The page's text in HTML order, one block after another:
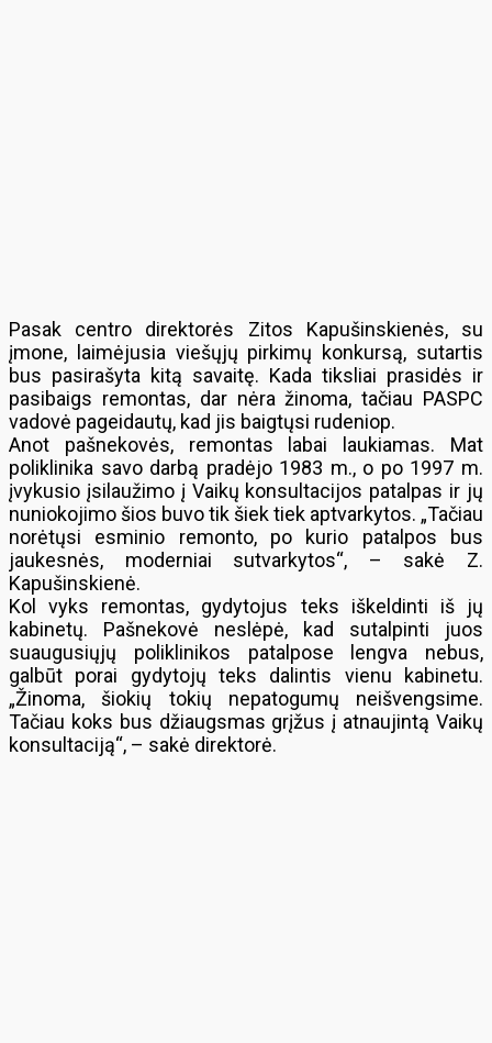
Pasak centro direktorės Zitos Kapušinskienės, su
įmone, laimėjusia viešųjų pirkimų konkursą, sutartis
bus pasirašyta kitą savaitę. Kada tiksliai prasidės ir
pasibaigs remontas, dar nėra žinoma, tačiau PASPC
vadovė pageidautų, kad jis baigtųsi rudeniop.
Anot pašnekovės, remontas labai laukiamas. Mat
poliklinika savo darbą pradėjo 1983 m., o po 1997 m.
įvykusio įsilaužimo į Vaikų konsultacijos patalpas ir jų
nuniokojimo šios buvo tik šiek tiek aptvarkytos. „Tačiau
norėtųsi esminio remonto, po kurio patalpos bus
jaukesnės, moderniai sutvarkytos“, – sakė Z.
Kapušinskienė.
Kol vyks remontas, gydytojus teks iškeldinti iš jų
kabinetų. Pašnekovė neslėpė, kad sutalpinti juos
suaugusiųjų poliklinikos patalpose lengva nebus,
galbūt porai gydytojų teks dalintis vienu kabinetu.
„Žinoma, šiokių tokių nepatogumų neišvengsime.
Tačiau koks bus džiaugsmas grįžus į atnaujintą Vaikų
konsultaciją“, – sakė direktorė.